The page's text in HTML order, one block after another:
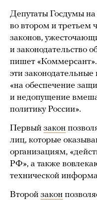
Депутаты Госдумы
во втором и третьем
законов,
и законодательство
пишет
эти
«на обеспечение
и недопущение
политику России».
Первый закон
лиц, которые
организациям,
РФ», а также
технической
Второй закон